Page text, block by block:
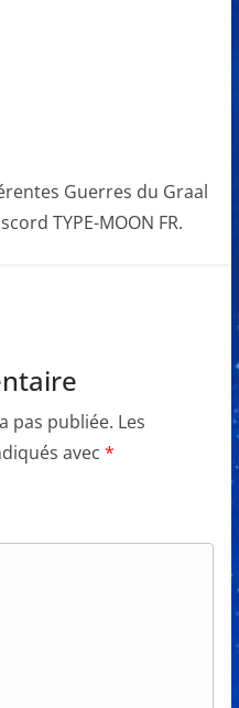
Guerres du Graal
TYPE-MOON FR.
pas publiée. Les
avec *